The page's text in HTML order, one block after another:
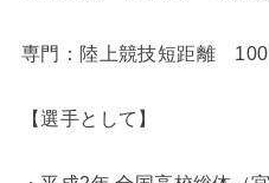
専門：陸上競技短距離
【選手として】